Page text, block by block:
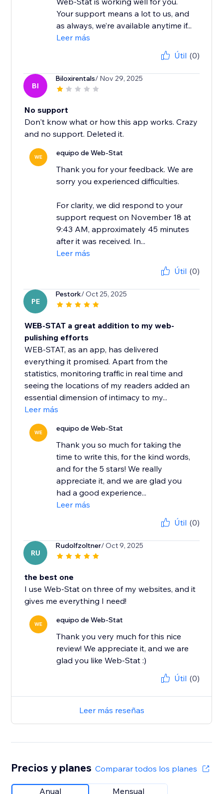
Your support means a lot to us, and
as always, we’re available anytime if...
Leer más
Útil (0)
BI
Biloxirentals/ Nov 29, 2025
No support
Don't know what or how this app works. Crazy
and no support. Deleted it.
WE equipo de Web-Stat
Thank you for your feedback. We are
sorry you experienced difficulties.
For clarity, we did respond to your
support request on November 18 at
9:43 AM, approximately 45 minutes
after it was received. In...
Leer más
Útil (0)
PE
Pestork/ Oct 25, 2025
WEB-STAT a great addition to my web-
pulishing efforts
WEB-STAT, as an app, has delivered
everything it promised. Apart from the
statistics, monitoring traffic in real time and
seeing the locations of my readers added an
essential dimension of intimacy to my...
Leer más
WE equipo de Web-Stat
Thank you so much for taking the
time to write this, for the kind words,
and for the 5 stars! We really
appreciate it, and we are glad you
had a good experience...
Leer más
Útil (0)
RU
Rudolfzoltner/ Oct 9, 2025
the best one
I use Web-Stat on three of my websites, and it
gives me everything I need!
WE equipo de Web-Stat
Thank you very much for this nice
review! We appreciate it, and we are
glad you like Web-Stat :)
Útil (0)
Leer más reseñas
Precios y planes Comparar todos los planes
Anual Mensual